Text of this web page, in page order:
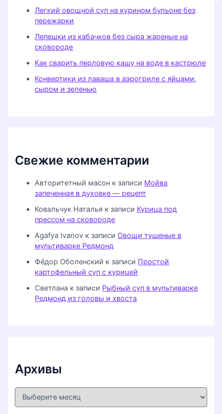
Легкий овощной суп на курином бульоне без
пережарки
Лепешки из кабачков без сыра жареные на
сковороде
Как сварить перловую кашу на воде в кастрюле
Конвертики из лаваша в аэрогриле с яйцами,
сыром и зеленью
Свежие комментарии
Авторитетный масон к записи Мойва
запеченная в духовке — рецепт
Ковальчук Наталья к записи Курица под
прессом на сковороде
Agafya Ivanov к записи Овощи тушеные в
мультиварке Редмонд
Фёдор Оболенский к записи Простой
картофельный суп с курицей
Светлана к записи Рыбный суп в мультиварке
Редмонд из головы и хвоста
Архивы
А